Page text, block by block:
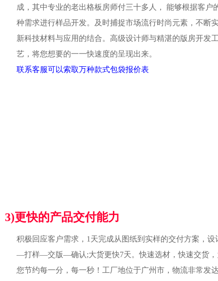
成，其中专业的老出格板房师付三十多人， 能够根据客户
种需求进行样品开发。及时捕捉市场流行时尚元素，不断
新科技材料与应用的结合。高级设计师与精湛的版房开发
艺，将您想要的一一快速度的呈现出来。
联系客服可以索取万种款式包袋报价表
3)更快的产品交付能力
积极回应客户需求，1天完成从图纸到实样的交付方案，设
—打样—交版—确认;大货更快7天。快速选材，快速交货
您节约每一分，每一秒！工厂地位于广州市，物流非常发